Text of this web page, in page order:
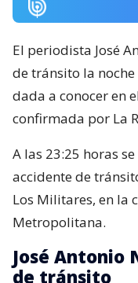
El periodista José
de tránsito la
dada a conocer en
confirmada por La
A las 23:25 horas
accidente de
Los Militares, en la
Metropolitana.
José Antonio
de tránsito